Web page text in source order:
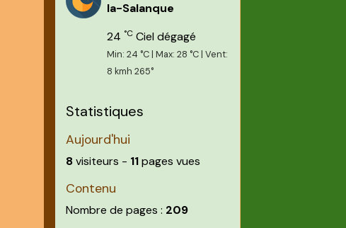
la-Salanque
24 °CCiel dégagé
Min: 24 °C | Max: 28 °C | Vent:
8 kmh 265°
Statistiques
Aujourd'hui
8visiteurs - 11pages vues
Contenu
Nombre de pages : 209